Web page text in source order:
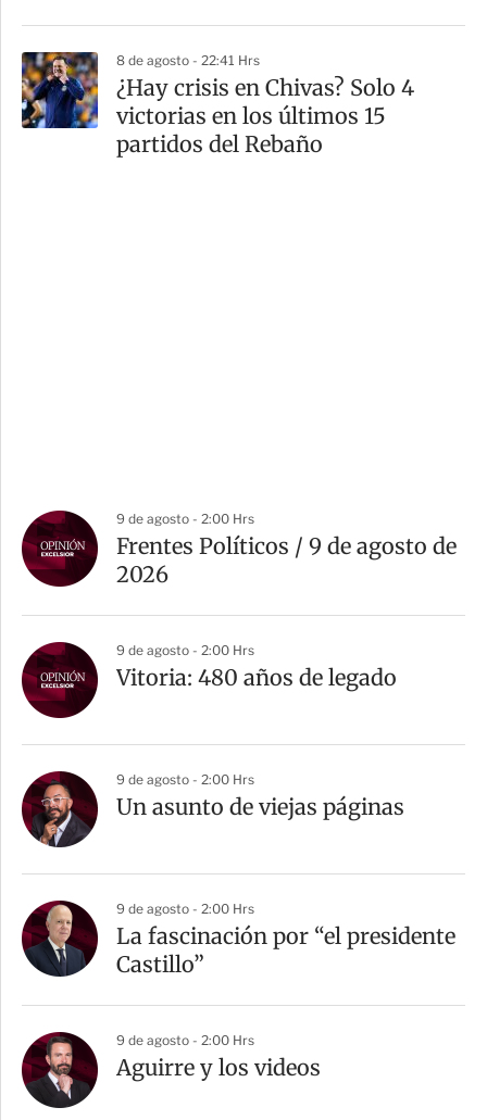
8 de agosto - 22:41 Hrs
¿Hay crisis en Chivas? Solo 4
victorias en los últimos 15
partidos del Rebaño
9 de agosto - 2:00 Hrs
Frentes Políticos / 9 de agosto de
2026
9 de agosto - 2:00 Hrs
Vitoria: 480 años de legado
9 de agosto - 2:00 Hrs
Un asunto de viejas páginas
9 de agosto - 2:00 Hrs
La fascinación por “el presidente
Castillo”
9 de agosto - 2:00 Hrs
Aguirre y los videos